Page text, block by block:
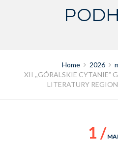
Home 2026
XII ,,GÓRALSKIE CYTANIE”
LITERATURY
1 /